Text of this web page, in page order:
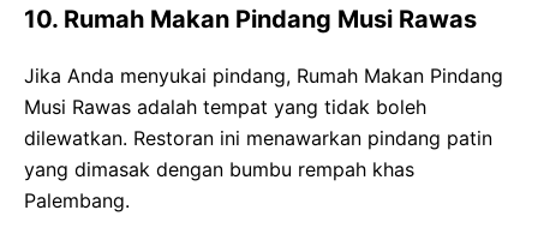
10. Rumah Makan Pindang Musi Rawas
Jika Anda menyukai pindang, Rumah Makan Pindang
Musi Rawas adalah tempat yang tidak boleh
dilewatkan. Restoran ini menawarkan pindang patin
yang dimasak dengan bumbu rempah khas
Palembang.